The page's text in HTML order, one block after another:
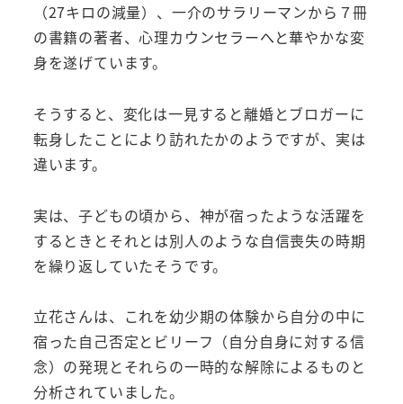
（27キロの減量）、一介のサラリーマンから７冊
の書籍の著者、心理カウンセラーへと華やかな変
身を遂げています。
そうすると、変化は一見すると離婚とブロガーに
転身したことにより訪れたかのようですが、実は
違います。
実は、子どもの頃から、神が宿ったような活躍を
するときとそれとは別人のような自信喪失の時期
を繰り返していたそうです。
立花さんは、これを幼少期の体験から自分の中に
宿った自己否定とビリーフ（自分自身に対する信
念）の発現とそれらの一時的な解除によるものと
分析されていました。